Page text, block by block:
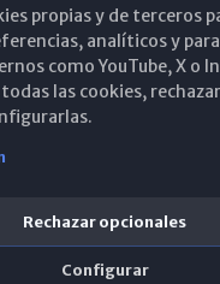
propias y de terceros
analíticos y
como YouTube, X o
las cookies,
Rechazar opcionales
Configurar